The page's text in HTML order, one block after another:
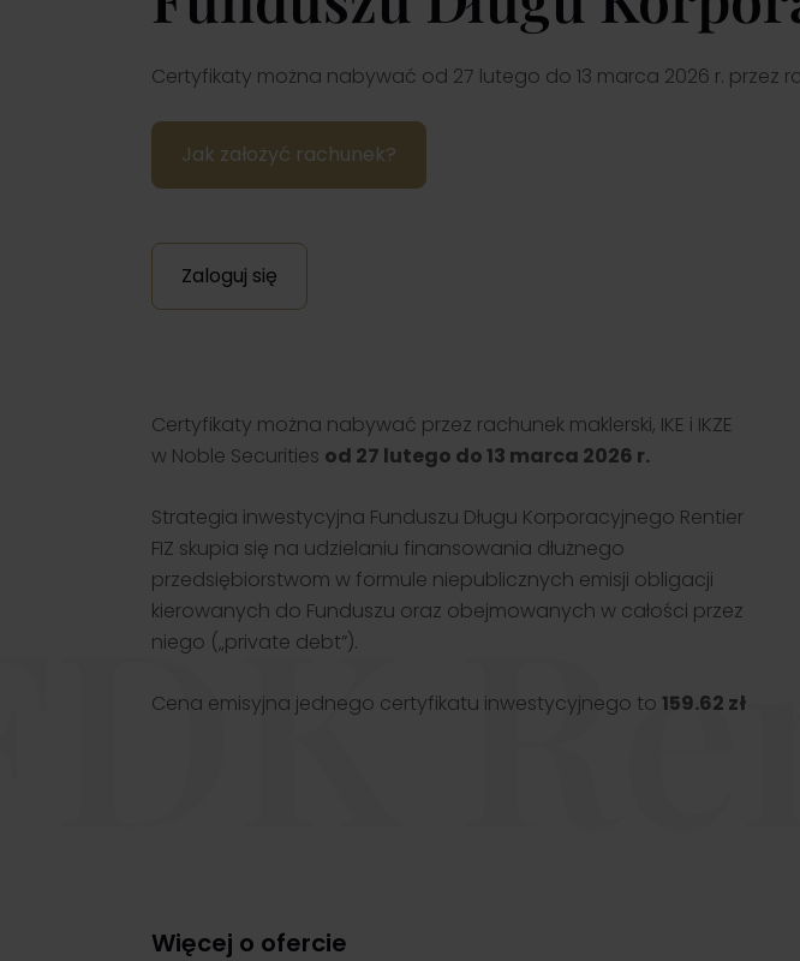
Przejdź
Przejdź
rozwiązania inwestycyjne.
Kariera
rozwijaj karierę w dynamicznym
środowisku rynku kapitałowego,
Informacje o zdarzeniach
korporacyjnych
Emitentów
Certyfikaty można nabywać od 27 lutego do 13 marca 2026 r. przez
Jak założyć rachunek?
Zaloguj się
Certyfikaty można nabywać przez rachunek maklerski, IKE i IKZE
w Noble Securities od 27 lutego do 13 marca 2026 r.
Strategia inwestycyjna Funduszu Długu Korporacyjnego Rentier
FIZ skupia się na udzielaniu finansowania dłużnego
przedsiębiorstwom w formule niepublicznych emisji obligacji
kierowanych do Funduszu oraz obejmowanych w całości przez
niego („private debt”).
Cena emisyjna jednego certyfikatu inwestycyjnego to 159.62 zł
Więcej o ofercie